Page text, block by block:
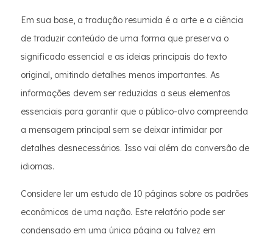
Em sua base, a tradução resumida é a arte e a ciência
de traduzir conteúdo de uma forma que preserva o
significado essencial e as ideias principais do texto
original, omitindo detalhes menos importantes. As
informações devem ser reduzidas a seus elementos
essenciais para garantir que o público-alvo compreenda
a mensagem principal sem se deixar intimidar por
detalhes desnecessários. Isso vai além da conversão de
idiomas.
Considere ler um estudo de 10 páginas sobre os padrões
econômicos de uma nação. Este relatório pode ser
condensado em uma única página ou talvez em